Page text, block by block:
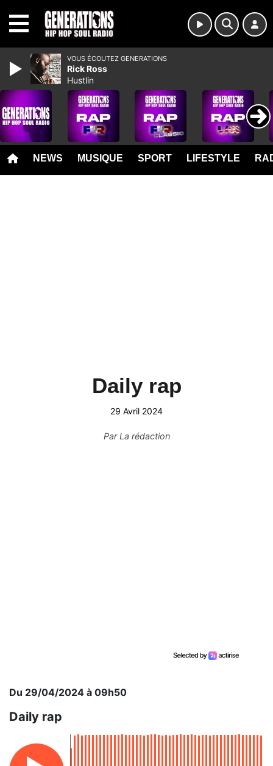
NEWS MUSIQUE SPORT LIFESTYLE
Daily rap
29 Avril 2024
ParLa rédaction
Du 29/04/2024 à 09h50
Daily rap
VOUS ÉCOUTEZ GENERATIONS
Rick Ross
Hustlin